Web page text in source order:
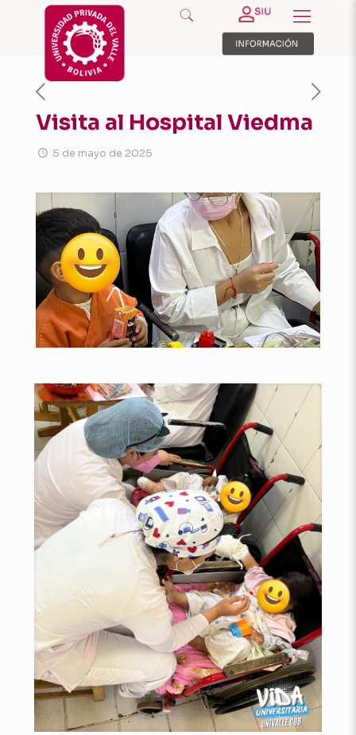
Visita al Hospital Viedma
5 de mayo de 2025